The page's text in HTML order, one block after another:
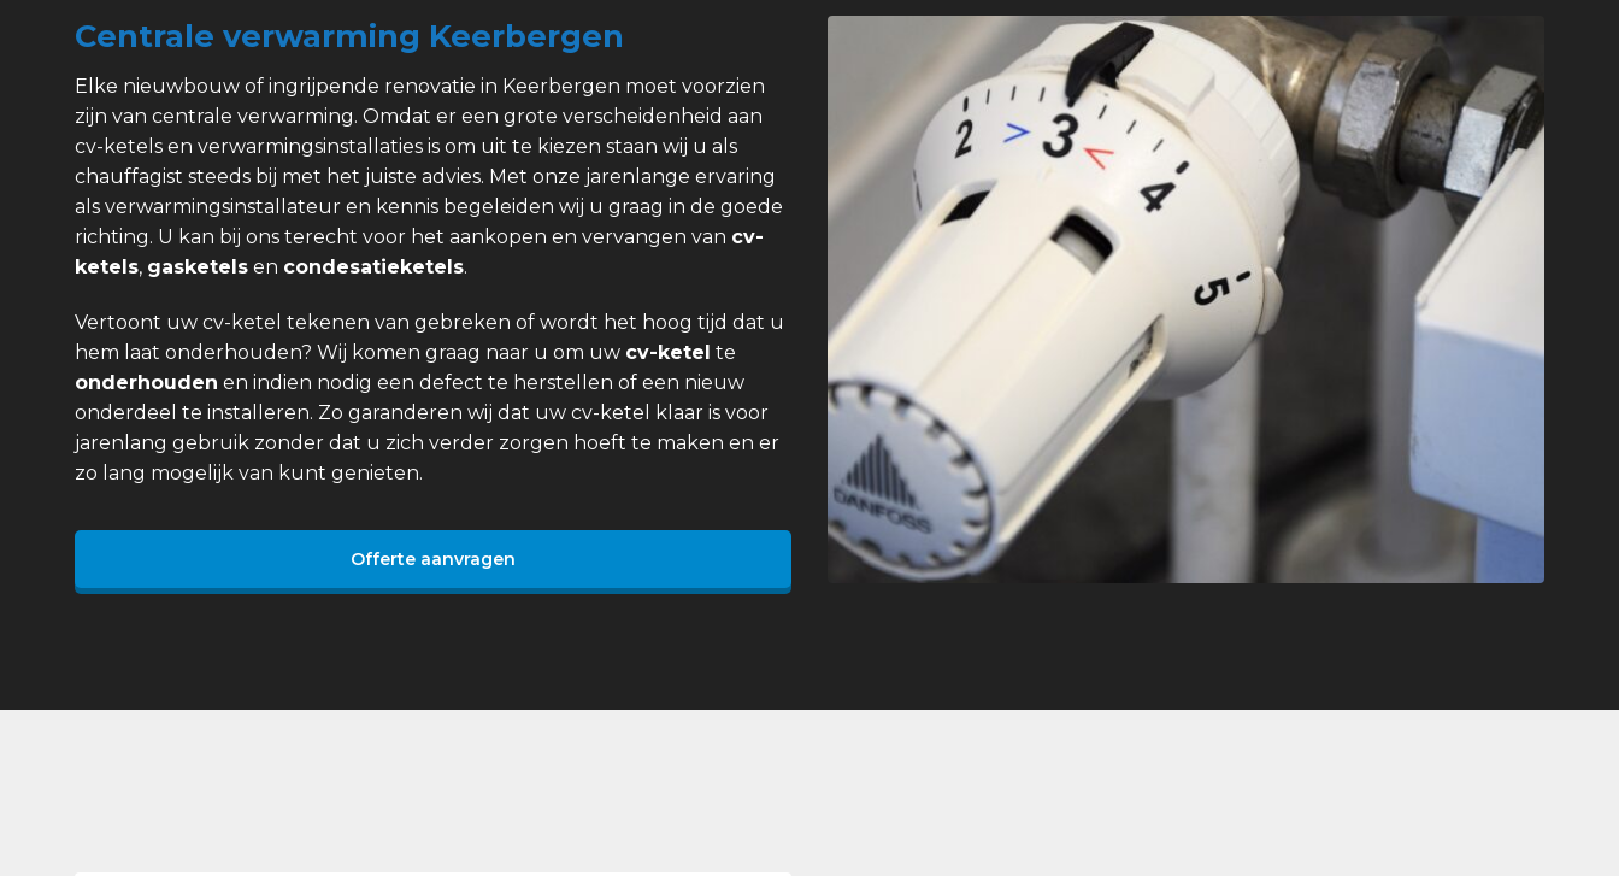
Centrale verwarming Keerbergen
Elke nieuwbouw of ingrijpende renovatie in Keerbergen moet voorzien
zijn van centrale verwarming. Omdat er een grote verscheidenheid aan
cv-ketels en verwarmingsinstallaties is om uit te kiezen staan wij u als
chauffagist steeds bij met het juiste advies. Met onze jarenlange ervaring
als verwarmingsinstallateur en kennis begeleiden wij u graag in de goede
richting. U kan bij ons terecht voor het aankopen en vervangen van cv-
ketels, gasketels en condesatieketels.
Vertoont uw cv-ketel tekenen van gebreken of wordt het hoog tijd dat u
hem laat onderhouden? Wij komen graag naar u om uw cv-ketel te
onderhouden en indien nodig een defect te herstellen of een nieuw
onderdeel te installeren. Zo garanderen wij dat uw cv-ketel klaar is voor
jarenlang gebruik zonder dat u zich verder zorgen hoeft te maken en er
zo lang mogelijk van kunt genieten.
Offerte aanvragen